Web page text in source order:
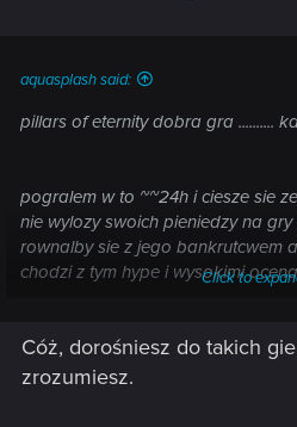
aquasplash said:
pillars of eternity dobra gra ..........
pogralem w to ~~24h i ciesze sie
nie wylozy swoich pieniedzy na
rownalby sie z jego bankrutcwem
chodzi z tym hype i wysokimi
tego pokroju juz dawno temu
elektronicznej rozgrywki tak tak
Click to
Cóż, dorośniesz do takich
zrozumiesz.